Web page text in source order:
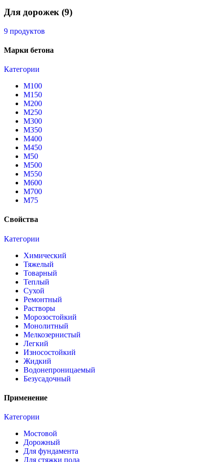
Для дорожек (9)
9 продуктов
Марки бетона
Категории
М100
М150
М200
М250
М300
М350
М400
М450
М50
М500
М550
М600
М700
М75
Свойства
Категории
Химический
Тяжелый
Товарный
Теплый
Сухой
Ремонтный
Растворы
Морозостойкий
Монолитный
Мелкозернистый
Легкий
Износостойкий
Жидкий
Водонепроницаемый
Безусадочный
Применение
Категории
Мостовой
Дорожный
Для фундамента
Для стяжки пола